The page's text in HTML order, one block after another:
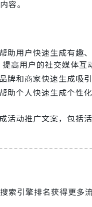
容。
助用户快速生成有趣
高用户的社交媒体互
牌和商家快速生成吸
助个人快速生成个性
活动推广文案，包括
索引擎排名获得更多流